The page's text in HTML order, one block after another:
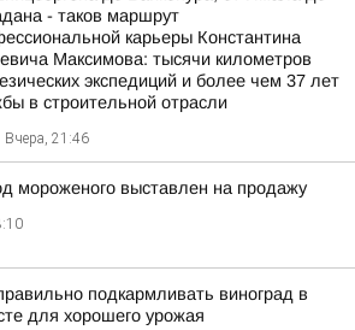
- таков маршрут
карьеры Константина
Максимова: тысячи километров
экспедиций и более чем 37 лет
в строительной отрасли
Вчера, 21:46
мороженого выставлен на продажу
подкармливать виноград в
для хорошего урожая